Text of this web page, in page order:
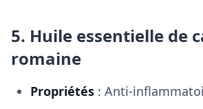
5. Huile essentielle de
romaine
Propriétés : Anti-